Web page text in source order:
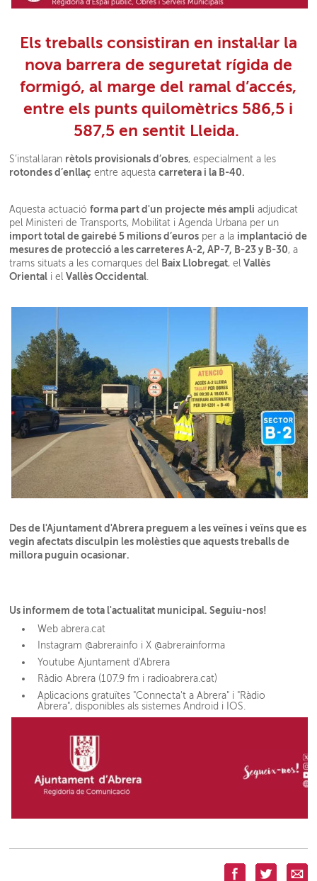
Els treballsconsistiran en instal·lar la
nova barrera de seguretat rígida de
formigó,al marge del ramal d’accés,
entre els punts quilomètrics 586,5 i
587,5 en sentit Lleida.
S’instal·laran rètols provisionals d’obres, especialment a les
rotondes d’enllaç entre aquestacarretera i la B-40.
Aquesta actuacióforma part d'un projecte més ampli adjudicat
pel Ministeri de Transports, Mobilitat i Agenda Urbana per un
import total de gairebé 5 milions d’euros per a la implantació de
mesures de protecció a les carreteres A-2, AP-7, B-23 y B-30, a
trams situats a les comarques del Baix Llobregat, elVallès
Oriental i elVallès Occidental.
Des de l'Ajuntament d'Abrera preguem a les veïnes i veïns que es
vegin afectats disculpin les molèsties que aquests treballs de
millora puguin ocasionar.
Us informem de tota l'actualitat municipal. Seguiu-nos!
Web abrera.cat
Instagram @abrerainfo i X @abrerainforma
Youtube Ajuntament d'Abrera
Ràdio Abrera (107.9 fm i radioabrera.cat)
Aplicacions gratuïtes "Connecta't a Abrera" i "Ràdio
Abrera", disponibles als sistemes Android i IOS.